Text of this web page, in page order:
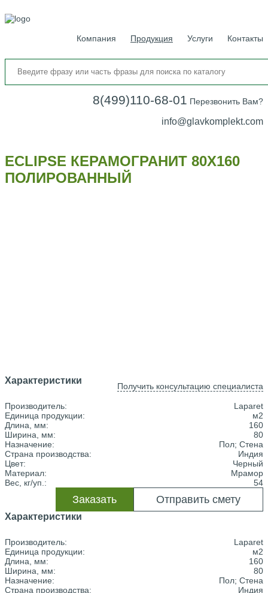
Компания Продукция Услуги Контакты
8(499)110-68-01 Перезвонить Вам?
info@glavkomplekt.com
ECLIPSE КЕРАМОГРАНИТ 80Х160
ПОЛИРОВАННЫЙ
Характеристики
Производитель:
Laparet
Единица продукции:
м2
Длина, мм:
160
Ширина, мм:
80
Назначение:
Пол; Стена
Страна производства:
Индия
Цвет:
Черный
Материал:
Мрамор
Вес, кг/уп.:
54
Отправить смету
Заказать
Получить консультацию специалиста
Характеристики
Производитель:
Laparet
Единица продукции:
м2
Длина, мм:
160
Ширина, мм:
80
Назначение:
Пол; Стена
Страна производства:
Индия